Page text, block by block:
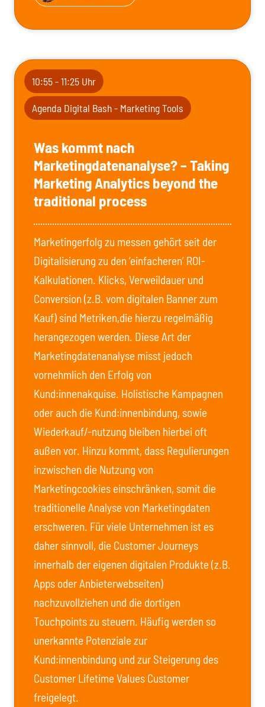
10:55 - 11:25 Uhr
Agenda Digital Bash - Marketing Tools
Was kommt nach
Marketingdatenanalyse? – Taking
Marketing Analytics beyond the
traditional process
Marketingerfolg zu messen gehört seit der
Digitalisierung zu den ‘einfacheren’ ROI-
Kalkulationen. Klicks, Verweildauer und
Conversion (z.B. vom digitalen Banner zum
Kauf) sind Metriken,die hierzu regelmäßig
herangezogen werden. Diese Art der
Marketingdatenanalyse misst jedoch
vornehmlich den Erfolg von
Kund:innenakquise. Holistische Kampagnen
oder auch die Kund:innenbindung, sowie
Wiederkauf/-nutzung bleiben hierbei oft
außen vor. Hinzu kommt, dass Regulierungen
inzwischen die Nutzung von
Marketingcookies einschränken, somit die
traditionelle Analyse von Marketingdaten
erschweren. Für viele Unternehmen ist es
daher sinnvoll, die Customer Journeys
innerhalb der eigenen digitalen Produkte (z.B.
Apps oder Anbieterwebseiten)
nachzuvollziehen und die dortigen
Touchpoints zu steuern. Häufig werden so
unerkannte Potenziale zur
Kund:innenbindung und zur Steigerung des
Customer Lifetime Values Customer
freigelegt.